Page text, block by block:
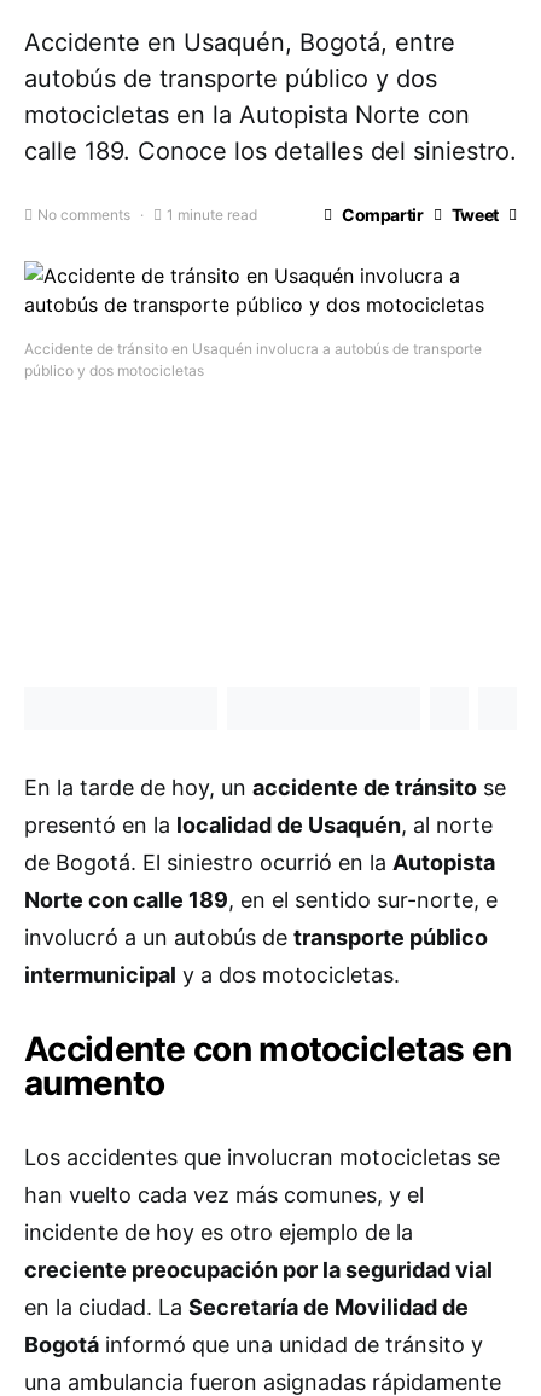
Accidente en Usaquén, Bogotá, entre
autobús de transporte público y dos
motocicletas en la Autopista Norte con
calle 189. Conoce los detalles del siniestro.
No comments 1 minute read Compartir Tweet
Accidente de tránsito en Usaquén involucra a autobús de transporte
público y dos motocicletas
En la tarde de hoy, un accidente de tránsito se
presentó en la localidad de Usaquén, al norte
de Bogotá. El siniestro ocurrió en la Autopista
Norte con calle 189, en el sentido sur-norte, e
involucró a un autobús de transporte público
intermunicipal y a dos motocicletas.
Accidente con motocicletas en
aumento
Los accidentes que involucran motocicletas se
han vuelto cada vez más comunes, y el
incidente de hoy es otro ejemplo de la
creciente preocupación por la seguridad vial
en la ciudad. La Secretaría de Movilidad de
Bogotá informó que una unidad de tránsito y
una ambulancia fueron asignadas rápidamente